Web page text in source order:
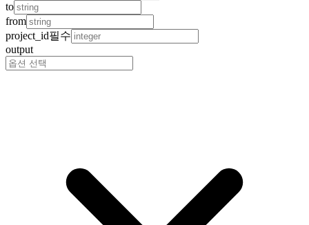
to
from
project_id필수
output